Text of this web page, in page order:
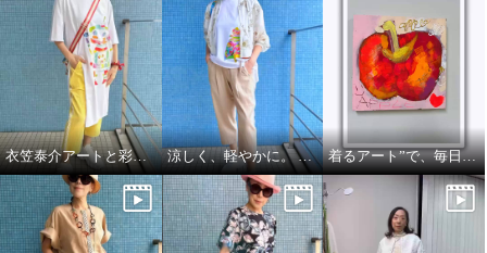
衣笠泰介アートと彩りを楽しむ夏スタイル 涼しく、軽やかに。 それでいて、きちんと美しい。 着るアート”で、毎日をもっと自由に🍎🍏